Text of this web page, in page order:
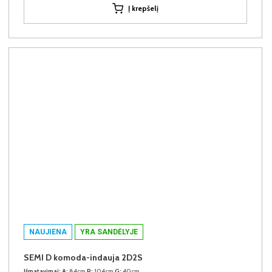
Į krepšelį
NAUJIENA YRA SANDĖLYJE
SEMI D komoda-indauja 2D2S